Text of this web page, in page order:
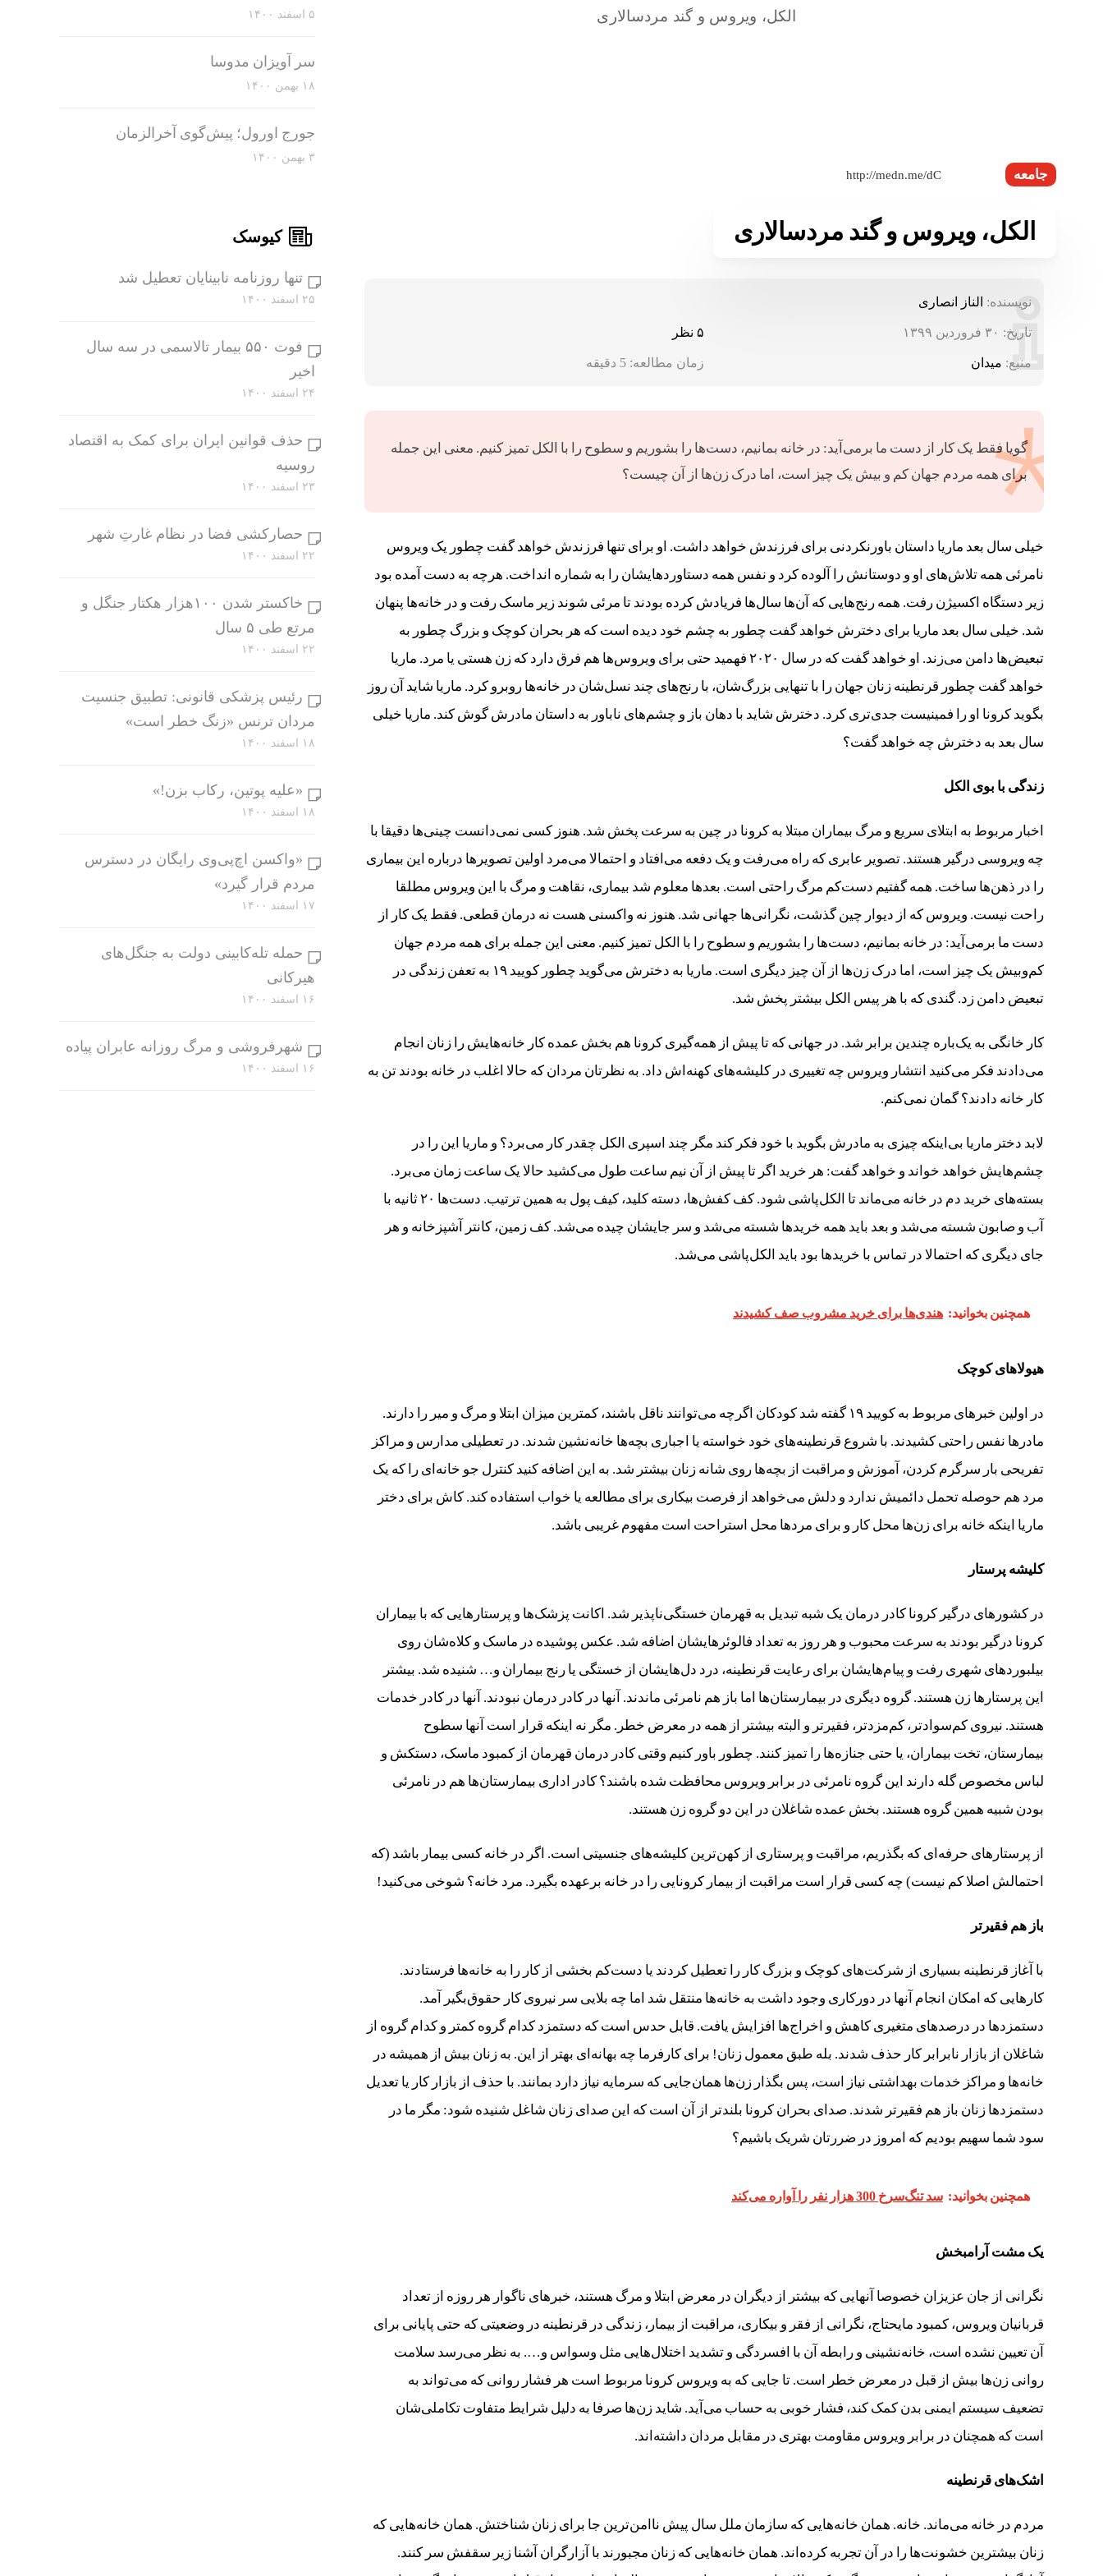
جامعه
الکل، ویروس و گند مردسالاری
نویسنده: الناز انصاری
تاریخ: ۳۰ فروردین ۱۳۹۹ ۵ نظر
منبع: میدان زمان مطالعه: 5 دقیقه
گویا فقط یک کار از دست ما برمی‌آید: در خانه بمانیم، دست‌ها را بشوریم و سطوح را با الکل تمیز کنیم. معنی این جمله
برای همه مردم جهان کم‌ و بیش یک چیز است، اما درک زن‌ها از آن چیست؟
خیلی سال بعد ماریا داستان باورنکردنی برای فرزندش خواهد داشت. او برای تنها فرزندش خواهد گفت چطور یک ویروس
نامرئی همه تلاش‌های او و دوستانش را آلوده کرد و نفس همه دستاوردهایشان را به شماره انداخت. هرچه به دست آمده بود
زیر دستگاه اکسیژن رفت. همه رنج‌هایی که آن‌ها سال‌ها فریادش کرده بودند تا مرئی شوند زیر ماسک رفت و در خانه‌ها پنهان
شد. خیلی سال بعد ماریا برای دخترش خواهد گفت چطور به چشم خود دیده است که هر بحران کوچک و بزرگ چطور به
تبعیض‌ها دامن می‌زند. او خواهد گفت که در سال ۲۰۲۰ فهمید حتی برای ویروس‌ها هم فرق دارد که زن هستی یا مرد. ماریا
خواهد گفت چطور قرنطینه زنان جهان را با تنهایی‌ بزرگ‌شان، با رنج‌های چند نسل‌شان در خانه‌ها روبرو کرد. ماریا شاید آن روز
بگوید کرونا او را فمینیست جدی‌تری کرد. دخترش شاید با دهان باز و چشم‌های ناباور به داستان مادرش گوش کند. ماریا خیلی
سال بعد به دخترش چه خواهد گفت؟
زندگی با بوی الکل
اخبار مربوط به ابتلای سریع و مرگ بیماران مبتلا به کرونا در چین به سرعت پخش شد. هنوز کسی نمی‌دانست چینی‌ها دقیقا با
چه ویروسی درگیر هستند. تصویر عابری که راه می‌رفت و یک دفعه می‌افتاد و احتمالا می‌مرد اولین تصویرها درباره این بیماری
را در ذهن‌ها ساخت. همه گفتیم دست‌کم مرگ راحتی است. بعدها معلوم شد بیماری، نقاهت و مرگ با این ویروس مطلقا
راحت نیست. ویروس که از دیوار چین گذشت، نگرانی‌ها جهانی شد. هنوز نه واکسنی هست نه درمان قطعی. فقط یک کار از
دست ما برمی‌آید: در خانه بمانیم، دست‌ها را بشوریم و سطوح را با الکل تمیز کنیم. معنی این جمله برای همه مردم جهان
کم‌وبیش یک چیز است، اما درک زن‌ها از آن چیز دیگری است. ماریا به دخترش می‌گوید چطور کویید ۱۹ به تعفن زندگی در
تبعیض دامن زد. گندی که با هر پیس الکل بیشتر پخش شد.
کار خانگی به یک‌باره چندین برابر شد. در جهانی که تا پیش از همه‌گیری کرونا هم بخش عمده کار خانه‌هایش را زنان انجام
می‌دادند فکر می‌کنید انتشار ویروس چه تغییری در کلیشه‌های کهنه‌اش داد. به نظرتان مردان که حالا اغلب در خانه بودند تن به
کار خانه دادند؟ گمان نمی‌کنم.
لابد دختر ماریا بی‌اینکه چیزی به مادرش بگوید با خود فکر کند مگر چند اسپری الکل چقدر کار می‌برد؟ و ماریا این را در
چشم‌هایش خواهد خواند و خواهد گفت: هر خرید اگر تا پیش از آن نیم ساعت طول می‌کشید حالا یک ساعت زمان می‌برد.
بسته‌های خرید دم در خانه می‌ماند تا الکل‌پاشی شود. کف کفش‌ها، دسته کلید، کیف پول به همین ترتیب. دست‌ها ۲۰ ثانیه با
آب و صابون شسته می‌شد و بعد باید همه خریدها شسته می‌شد و سر جایشان چیده می‌شد. کف زمین، کانتر آشپزخانه و هر
جای دیگری که احتمالا در تماس با خریدها بود باید الکل‌پاشی می‌شد.
همچنین بخوانید: هندی‌ها برای خرید مشروب صف کشیدند
هیولاهای کوچک
در اولین خبرهای مربوط به کویید ۱۹ گفته شد کودکان اگرچه می‌توانند ناقل باشند، کمترین میزان ابتلا و مرگ و میر را دارند.
مادرها نفس راحتی کشیدند. با شروع قرنطینه‌های خود خواسته یا اجباری بچه‌ها خانه‌نشین شدند. در تعطیلی مدارس و مراکز
تفریحی بار سرگرم کردن، آموزش و مراقبت از بچه‌ها روی شانه زنان بیشتر شد. به این اضافه کنید کنترل جو خانه‌ای را که یک
مرد هم حوصله تحمل دائمیش ندارد و دلش می‌خواهد از فرصت بیکاری برای مطالعه یا خواب استفاده کند. کاش برای دختر
ماریا اینکه خانه برای زن‌ها محل کار و برای مردها محل استراحت است مفهوم غریبی باشد.
کلیشه پرستار
در کشورهای درگیر کرونا کادر درمان یک شبه تبدیل به قهرمان خستگی‌ناپذیر شد. اکانت پزشک‌ها و پرستارهایی که با بیماران
کرونا درگیر بودند به سرعت محبوب و هر روز به تعداد فالوئرهایشان اضافه شد. عکس‌ پوشیده در ماسک‌ و کلاه‌شان روی
بیلبوردهای شهری رفت و پیام‌هایشان برای رعایت قرنطینه، درد دل‌هایشان از خستگی یا رنج بیماران و… شنیده شد. بیشتر
این پرستارها زن هستند. گروه دیگری در بیمارستان‌ها اما باز هم نامرئی ماندند. آنها در کادر درمان نبودند. آنها در کادر خدمات
هستند. نیروی کم‌سوادتر، کم‌مزدتر، فقیرتر و البته بیشتر از همه در معرض خطر. مگر نه اینکه قرار است آنها سطوح
بیمارستان، تخت بیماران، یا حتی جنازه‌ها را تمیز کنند. چطور باور کنیم وقتی کادر درمان قهرمان از کمبود ماسک، دستکش و
لباس مخصوص گله دارند این گروه نامرئی در برابر ویروس محافظت شده باشند؟ کادر اداری بیمارستان‌ها هم در نامرئی
بودن شبیه همین گروه هستند. بخش عمده شاغلان در این دو گروه زن هستند.
از پرستارهای حرفه‌ای که بگذریم، مراقبت و پرستاری از کهن‌ترین کلیشه‌های جنسیتی است. اگر در خانه کسی بیمار باشد (که
احتمالش اصلا کم نیست) چه کسی قرار است مراقبت از بیمار کرونایی را در خانه برعهده بگیرد. مرد خانه؟ شوخی می‌کنید!
باز هم فقیرتر
با آغاز قرنطینه بسیاری از شرکت‌های کوچک و بزرگ کار را تعطیل کردند یا دست‌کم بخشی از کار را به خانه‌ها فرستادند.
کارهایی که امکان انجام آنها در دورکاری وجود داشت به خانه‌ها منتقل شد اما چه بلایی سر نیروی کار حقوق‌بگیر آمد.
دستمزدها در درصد‌های متغیری کاهش و اخراج‌ها افزایش یافت. قابل حدس است که دستمزد کدام گروه کمتر و کدام گروه از
شاغلان از بازار نابرابر کار حذف شدند. بله طبق معمول زنان! برای کارفرما چه بهانه‌ای بهتر از این. به زنان بیش از همیشه در
خانه‌ها و مراکز خدمات بهداشتی نیاز است، پس بگذار زن‌ها همان‌جایی که سرمایه نیاز دارد بمانند. با حذف از بازار کار یا تعدیل
دستمزدها زنان باز هم فقیرتر شدند. صدای بحران کرونا بلندتر از آن است که این صدای زنان شاغل شنیده شود: مگر ما در
سود شما سهیم بودیم که امروز در ضررتان شریک باشیم؟
همچنین بخوانید: سد تنگ‌سرخ 300 هزار نفر را آواره می‌کند
یک مشت آرامبخش
نگرانی از جان عزیزان خصوصا آنهایی که بیشتر از دیگران در معرض ابتلا و مرگ هستند، خبرهای ناگوار هر روزه از تعداد
قربانیان ویروس، کمبود مایحتاج، نگرانی از فقر و بیکاری، مراقبت از بیمار، زندگی در قرنطینه در وضعیتی که حتی پایانی برای
آن تعیین نشده است، خانه‌نشینی و رابطه آن با افسردگی و تشدید اختلال‌هایی مثل وسواس و…. به نظر می‌رسد سلامت
روانی زن‌ها بیش از قبل در معرض خطر است. تا جایی که به ویروس کرونا مربوط است هر فشار روانی که می‌تواند به
تضعیف سیستم ایمنی بدن کمک کند، فشار خوبی به حساب می‌آید. شاید زن‌ها صرفا به دلیل شرایط متفاوت تکاملی‌شان
است که همچنان در برابر ویروس مقاومت بهتری در مقابل مردان داشته‌اند.
اشک‌های قرنطینه
مردم در خانه می‌ماند. خانه. همان خانه‌هایی که سازمان ملل سال پیش ناامن‌ترین جا برای زنان شناختش. همان خانه‌هایی که
زنان بیشترین خشونت‌ها را در آن تجربه کرده‌اند. همان خانه‌هایی که زنان مجبورند با آزارگران آشنا زیر سقفش سر کنند.
۵ اسفند ۱۴۰۰
سر آویزان مدوسا
۱۸ بهمن ۱۴۰۰
جورج اورول؛ پیش‌گوی آخرالزمان
۳ بهمن ۱۴۰۰
کیوسک
تنها روزنامه نابینایان تعطیل شد
۲۵ اسفند ۱۴۰۰
فوت ۵۵۰ بیمار تالاسمی در سه سال
اخیر
۲۴ اسفند ۱۴۰۰
حذف قوانین ایران برای کمک به اقتصاد
روسیه
۲۳ اسفند ۱۴۰۰
حصارکشی فضا در نظام غارتِ شهر
۲۲ اسفند ۱۴۰۰
خاکستر شدن ۱۰۰هزار هکتار جنگل و
مرتع طی ۵ سال
۲۲ اسفند ۱۴۰۰
رئیس پزشکی قانونی: تطبیق جنسیت
مردان ترنس «زنگ خطر است»
۱۸ اسفند ۱۴۰۰
«علیه پوتین، رکاب بزن!»
۱۸ اسفند ۱۴۰۰
«واکسن اچ‌پی‌وی رایگان در دسترس
مردم قرار گیرد»
۱۷ اسفند ۱۴۰۰
حمله تله‌کابینی دولت به جنگل‌های
هیرکانی
۱۶ اسفند ۱۴۰۰
شهرفروشی و مرگ روزانه عابران پیاده
۱۶ اسفند ۱۴۰۰